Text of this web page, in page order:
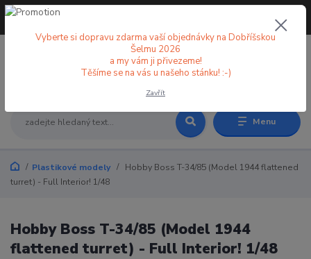
Menu
+420 773 998 582
Plastikové modely
Hobby Boss T-34/85 (Model 1944 flattened
turret) - Full Interior! 1/48
Hobby Boss T-34/85 (Model 1944
flattened turret) - Full Interior! 1/48
Vyberte si dopravu zdarma vaší objednávky na Dobříšskou
Šelmu 2026
a my vám ji přivezeme!
Těšíme se na vás u našeho stánku! :-)
Zavřít